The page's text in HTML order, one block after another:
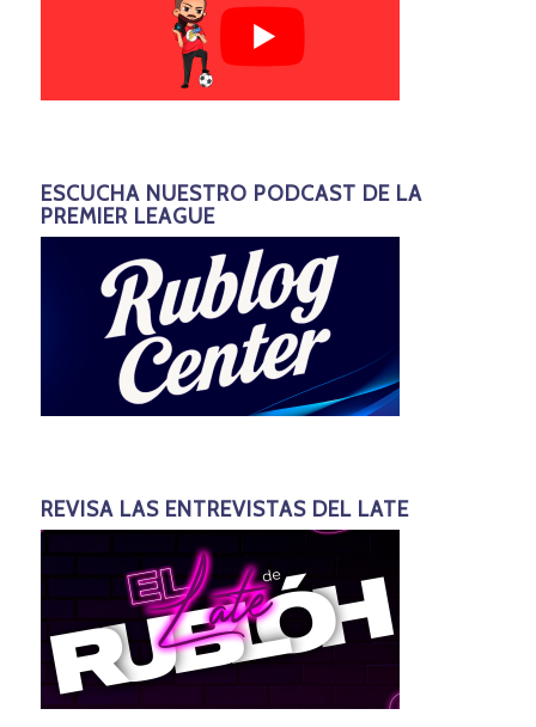
ESCUCHA NUESTRO PODCAST DE LA
PREMIER LEAGUE
REVISA LAS ENTREVISTAS DEL LATE